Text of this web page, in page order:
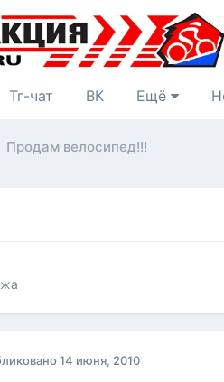
Тг-чат ВК Ещё
Продам велосипед!!!
14 июня, 2010